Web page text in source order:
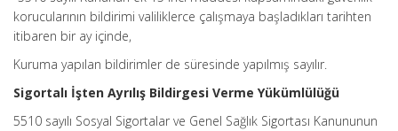
korucularının bildirimi valiliklerce çalışmaya başladıkları tarihten
itibaren bir ay içinde,
Kuruma yapılan bildirimler de süresinde yapılmış sayılır.
Sigortalı İşten Ayrılış Bildirgesi Verme Yükümlülüğü
5510 sayılı Sosyal Sigortalar ve Genel Sağlık Sigortası Kanununun